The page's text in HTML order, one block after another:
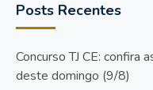
Posts Recentes
Concurso TJ CE: confira
deste domingo (9/8)